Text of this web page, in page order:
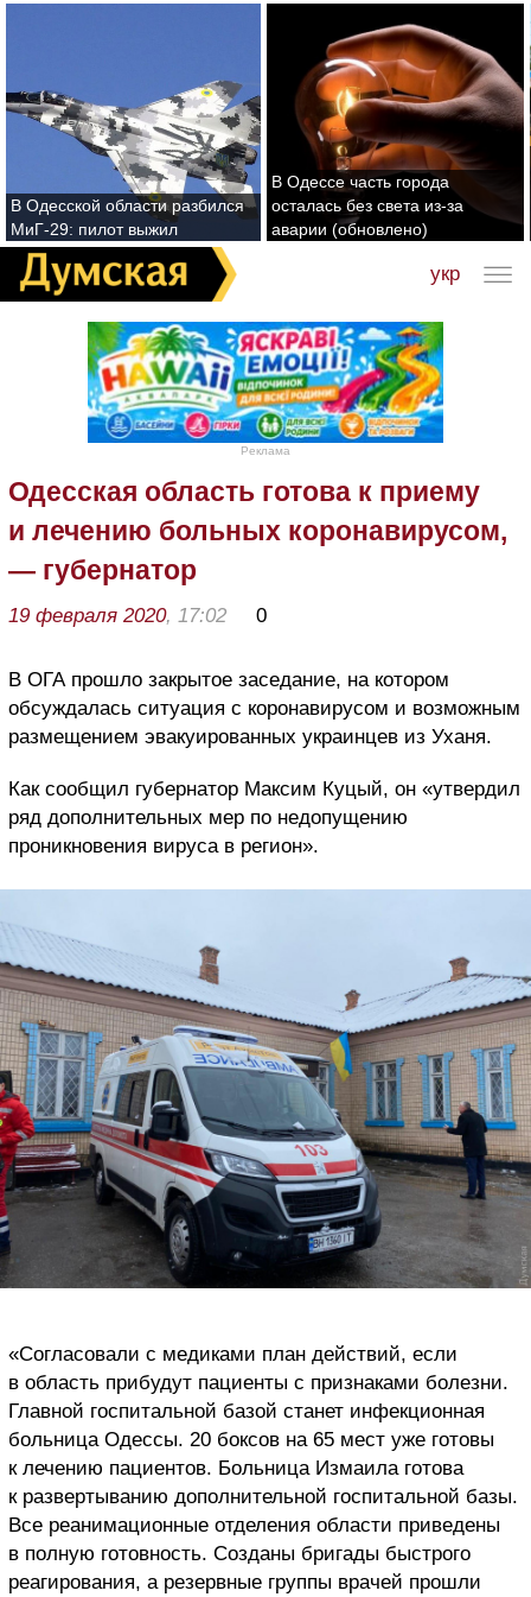
В Одесской области разбился
МиГ-29: пилот выжил
В Одессе часть города
осталась без света из-за
аварии (обновлено)
укр
Реклама
Одесская область готова к приему
и лечению больных коронавирусом,
— губернатор
19 февраля 2020, 17:02 0
В ОГА прошло закрытое заседание, на котором
обсуждалась ситуация с коронавирусом и возможным
размещением эвакуированных украинцев из Уханя.
Как сообщил губернатор Максим Куцый, он «утвердил
ряд дополнительных мер по недопущению
проникновения вируса в регион».
«Согласовали с медиками план действий, если
в область прибудут пациенты с признаками болезни.
Главной госпитальной базой станет инфекционная
больница Одессы. 20 боксов на 65 мест уже готовы
к лечению пациентов. Больница Измаила готова
к развертыванию дополнительной госпитальной базы.
Все реанимационные отделения области приведены
в полную готовность. Созданы бригады быстрого
реагирования, а резервные группы врачей прошли